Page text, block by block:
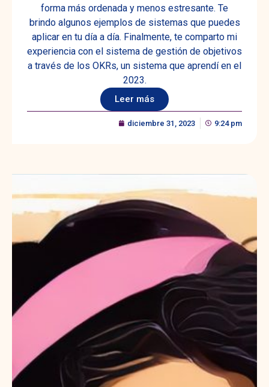
forma más ordenada y menos estresante. Te
brindo algunos ejemplos de sistemas que puedes
aplicar en tu día a día. Finalmente, te comparto mi
experiencia con el sistema de gestión de objetivos
a través de los OKRs, un sistema que aprendí en el
2023.
Leer más
diciembre 31, 2023 9:24 pm